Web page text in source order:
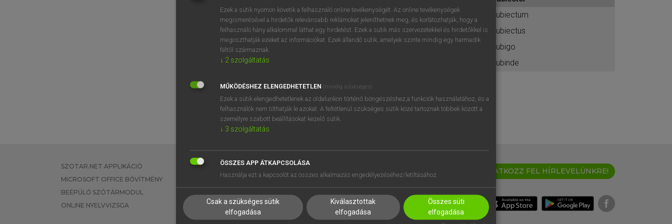
BELÉPÉS
próbaverziójának elindításához
regisztrálok ésbelépek.
REGISZTRÁCIÓ
subiectum
subiectus
subigo
subinde
SZOTAR.NET APPLIKÁCIÓ
MICROSOFT OFFICE BŐVÍTMÉNY
BEÉPÜLŐ SZÓTÁRMODUL
ONLINE NYELVVIZSGA
EGYÉNI FELHASZNÁLÓKNAK
TANULÓKNAK
VÁLLALATI MEGOLDÁSOK
SÚGÓ
RÓLUNK
SÜTI BEÁLLÍTÁSOK
IRATKOZZ FEL HÍRLEVELÜNKRE!
Ezek a sütik nyomon követik a felhasználó online tevékenységét. Az online tevékenységek
megismerésével a hirdetők relevánsabb reklámokat jeleníthetnek meg, és korlátozhatják, hogy a
felhasználó hány alkalommal láthat egy hirdetést. Ezek a sütik más szervezetekkel és hirdetőkkel is
megoszthatják ezeket az információkat. Ezek állandó sütik, amelyek szinte mindig egy harmadik
féltől származnak.
↓ 2 szolgáltatás
MŰKÖDÉSHEZ ELENGEDHETETLEN (mindig szükséges)
Ezek a sütik elengedhetetlenek az oldalunkon történő böngészéshez,a funkciók használatához, és a
felhasználók nem tilthatják le azokat. A feltétlenül szükséges sütik közé tartoznak többek között a
személyre szabott beállításokat kezelő sütik.
↓ 3 szolgáltatás
ÖSSZES APP ÁTKAPCSOLÁSA
Használja ezt a kapcsolót az összes alkalmazás engedélyezéséhez/letiltásához.
Csak a szükséges sütik
elfogadása
Kiválasztottak
elfogadása
Összes süti
elfogadása